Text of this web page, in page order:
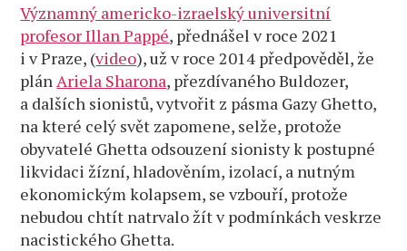
Významný americko-izraelský universitní
profesor Illan Pappé, přednášel v roce 2021
i v Praze, (video), už v roce 2014 předpověděl, že
plán Ariela Sharona, přezdívaného Buldozer,
a dalších sionistů, vytvořit z pásma Gazy Ghetto,
na které celý svět zapomene, selže, protože
obyvatelé Ghetta odsouzení sionisty k postupné
likvidaci žízní, hladověním, izolací, a nutným
ekonomickým kolapsem, se vzbouří, protože
nebudou chtít natrvalo žít v podmínkách veskrze
nacistického Ghetta.